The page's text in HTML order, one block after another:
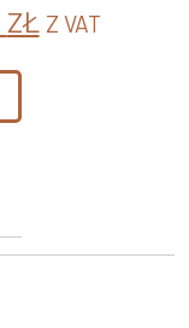
ZŁ AKTUALNA
CENA
Z VAT